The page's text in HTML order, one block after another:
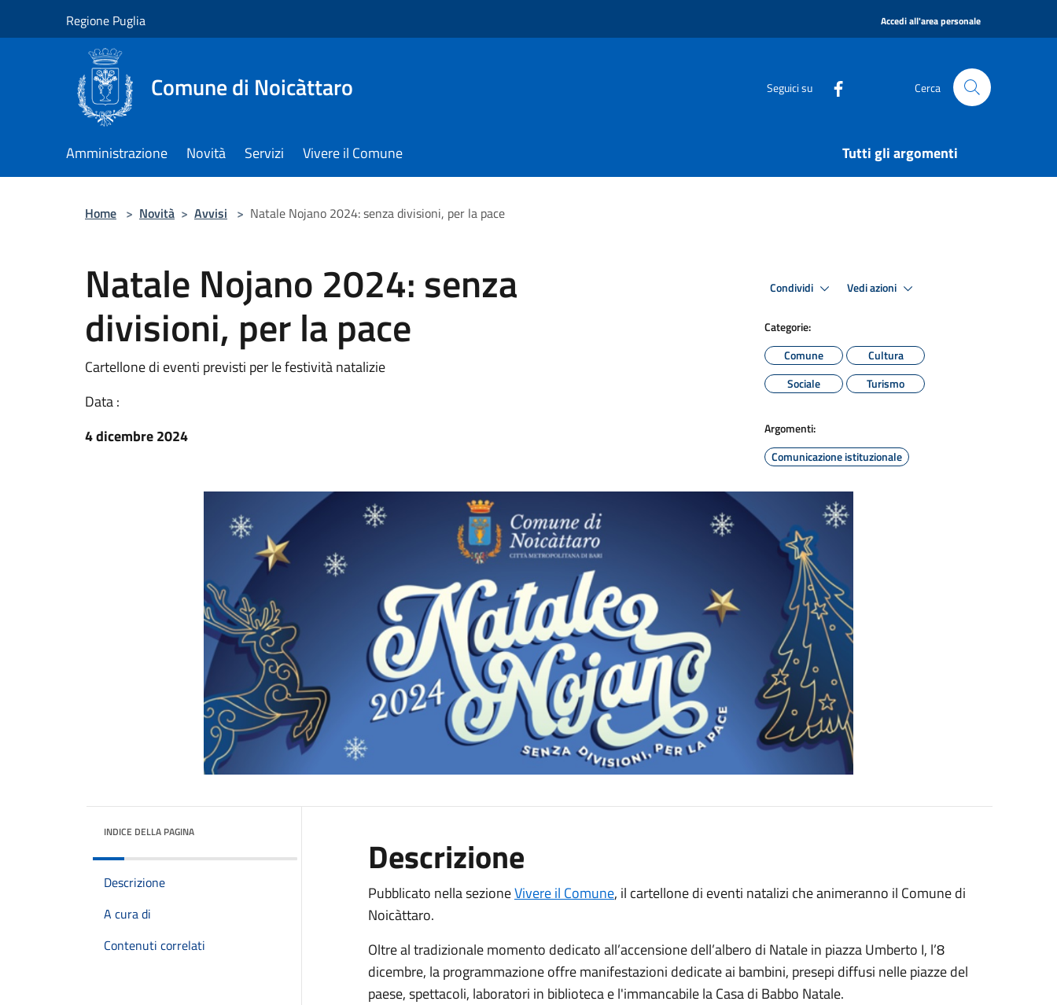
Regione Puglia Accedi all'area personale
Comune di Noicàttaro Seguici su Cerca
Amministrazione Novità Servizi Vivere il Comune Tutti gli argomenti
Home > Novità > Avvisi > Natale Nojano 2024: senza divisioni, per la pace
Natale Nojano 2024: senza
divisioni, per la pace
Cartellone di eventi previsti per le festività natalizie
Data :
4 dicembre 2024
Condividi Vedi azioni
Categorie:
Comune
Cultura
Sociale
Turismo
Argomenti:
Comunicazione istituzionale
INDICE DELLA PAGINA
Descrizione
A cura di
Contenuti correlati
Descrizione
Pubblicato nella sezioneVivere il Comune, il cartellone di eventi natalizi che animeranno il Comune di
Noicàttaro.
Oltre al tradizionale momento dedicato all’accensione dell’albero di Natale in piazza Umberto I, l’8
dicembre, la programmazione offre manifestazioni dedicate ai bambini, presepi diffusi nelle piazze del
paese, spettacoli, laboratori in biblioteca e l'immancabile la Casa di Babbo Natale.